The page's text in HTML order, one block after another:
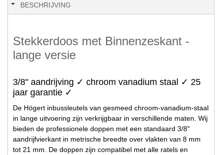
BESCHRIJVING
Stekkerdoos met Binnenzeskant -
lange versie
3/8" aandrijving ✓ chroom vanadium staal ✓ 25
jaar garantie ✓
De Högert inbussleutels van gesmeed chroom-vanadium-staal
in lange uitvoering zijn verkrijgbaar in verschillende maten. Wij
bieden de professionele doppen met een standaard 3/8"
aandrijfvierkant in metrische breedte over vlakten van 8 mm
tot 21 mm. De doppen zijn compatibel met alle ratels en